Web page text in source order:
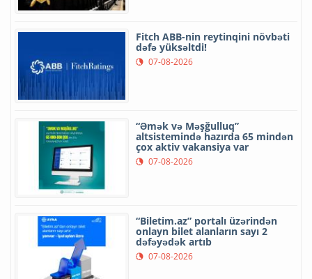
Fitch ABB-nin reytinqini növbəti
dəfə yüksəltdi!
07-08-2026
“Əmək və Məşğulluq”
altsistemində hazırda 65 mindən
çox aktiv vakansiya var
07-08-2026
“Biletim.az” portalı üzərindən
onlayn bilet alanların sayı 2
dəfəyədək artıb
07-08-2026